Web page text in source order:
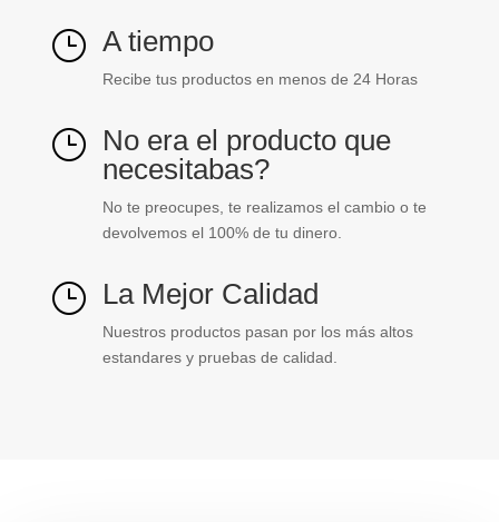
} A tiempo
Recibe tus productos en menos de 24 Horas
} No era el producto que
necesitabas?
No te preocupes, te realizamos el cambio o te
devolvemos el 100% de tu dinero.
} La Mejor Calidad
Nuestros productos pasan por los más altos
estandares y pruebas de calidad.